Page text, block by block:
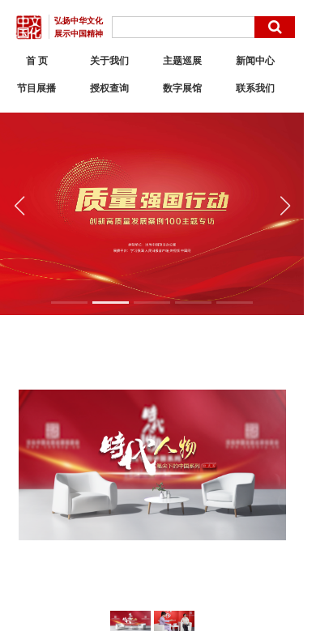
弘扬中华文化
展示中国精神
首 页 关于我们 主题巡展 新闻中心
节目展播 联系我们
授权查询 数字展馆